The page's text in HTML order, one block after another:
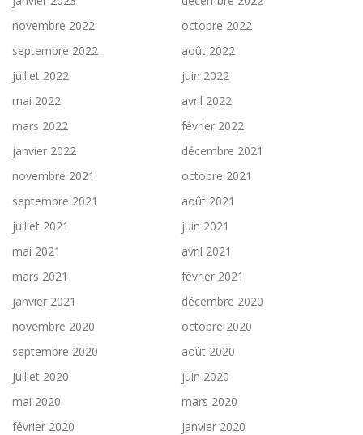
novembre 2022
octobre 2022
septembre 2022
août 2022
juillet 2022
juin 2022
mai 2022
avril 2022
mars 2022
février 2022
janvier 2022
décembre 2021
novembre 2021
octobre 2021
septembre 2021
août 2021
juillet 2021
juin 2021
mai 2021
avril 2021
mars 2021
février 2021
janvier 2021
décembre 2020
novembre 2020
octobre 2020
septembre 2020
août 2020
juillet 2020
juin 2020
mai 2020
mars 2020
février 2020
janvier 2020